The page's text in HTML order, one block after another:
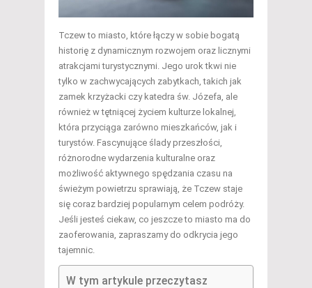
Tczew to miasto, które łączy w sobie bogatą
historię z dynamicznym rozwojem oraz licznymi
atrakcjami turystycznymi. Jego urok tkwi nie
tylko w zachwycających zabytkach, takich jak
zamek krzyżacki czy katedra św. Józefa, ale
również w tętniącej życiem kulturze lokalnej,
która przyciąga zarówno mieszkańców, jak i
turystów. Fascynujące ślady przeszłości,
różnorodne wydarzenia kulturalne oraz
możliwość aktywnego spędzania czasu na
świeżym powietrzu sprawiają, że Tczew staje
się coraz bardziej popularnym celem podróży.
Jeśli jesteś ciekaw, co jeszcze to miasto ma do
zaoferowania, zapraszamy do odkrycia jego
tajemnic.
W tym artykule przeczytasz